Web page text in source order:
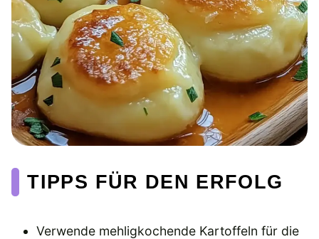
TIPPS FÜR DEN ERFOLG
Verwende mehligkochende Kartoffeln für die